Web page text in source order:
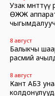
Узак
ӨЖЖ
8 август
Балыкчы
расмий
8 август
Кант АБЗ